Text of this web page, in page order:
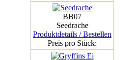
BB07
Seedrache
Produktdetails / Bestellen
Preis pro Stück: